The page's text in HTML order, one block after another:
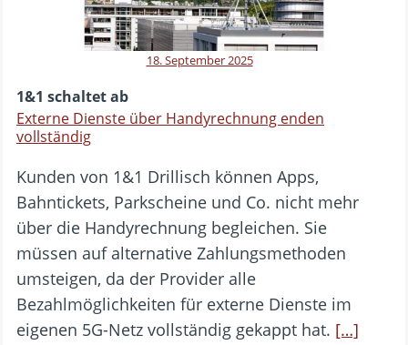
18. September 2025
1&1 schaltet ab
Externe Dienste über Handyrechnung enden
vollständig
Kunden von 1&1 Drillisch können Apps,
Bahntickets, Parkscheine und Co. nicht mehr
über die Handyrechnung begleichen. Sie
müssen auf alternative Zahlungsmethoden
umsteigen, da der Provider alle
Bezahlmöglichkeiten für externe Dienste im
eigenen 5G-Netz vollständig gekappt hat. […]